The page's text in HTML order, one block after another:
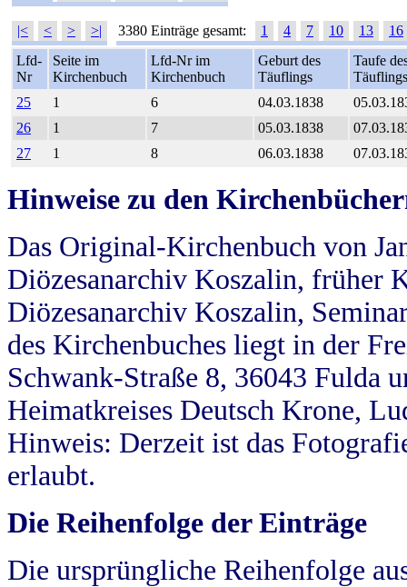
|< < > >| 3380 Einträge gesamt: 1 4 7 10 13
16
Lfd-
Nr
Seite im
Kirchenbuch
Lfd-Nr im
Kirchenbuch
Geburt des
Täuflings
Taufe
Täuflings
25
1 6 04.03.1838
26
1 7 05.03.1838
27
1 8 06.03.1838
Hinweise zu den
Das Original-Kirchenbuch von
Diözesanarchiv Koszalin, früher
Diözesanarchiv Koszalin,
des Kirchenbuches liegt in der
Schwank-Straße 8, 36043 Fulda
Heimatkreises Deutsch Krone,
Hinweis: Derzeit ist das
erlaubt.
Die Reihenfolge der Einträge
Die ursprüngliche Reihenfolge